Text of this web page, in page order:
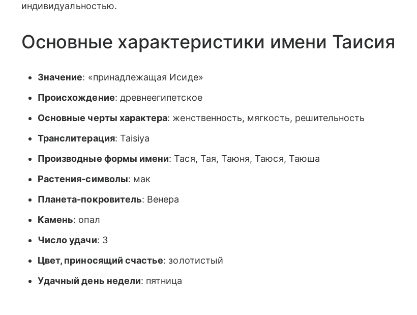
индивидуальностью.
Основные характеристики имени Таисия
Значение: «принадлежащая Исиде»
Происхождение: древнеегипетское
Основные черты характера: женственность, мягкость, решительность
Транслитерация: Taisiya
Производные формы имени: Тася, Тая, Таюня, Таюся, Таюша
Растения-символы: мак
Планета-покровитель: Венера
Камень: опал
Число удачи: 3
Цвет, приносящий счастье: золотистый
Удачный день недели: пятница